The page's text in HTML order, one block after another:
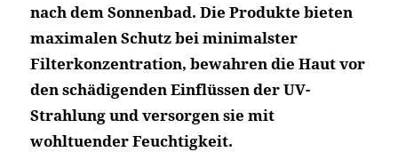
nach dem Sonnenbad. Die Produkte bieten
maximalen Schutz bei minimalster
Filterkonzentration, bewahren die Haut vor
den schädigenden Einflüssen der UV-
Strahlung und versorgen sie mit
wohltuender Feuchtigkeit.